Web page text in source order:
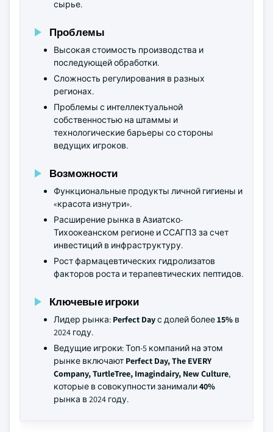
сырье.
Проблемы
Высокая стоимость производства и
последующей обработки.
Сложность регулирования в разных
регионах.
Проблемы с интеллектуальной
собственностью на штаммы и
технологические барьеры со стороны
ведущих игроков.
Возможности
Функциональные продукты личной гигиены и
«красота изнутри».
Расширение рынка в Азиатско-
Тихоокеанском регионе и ССАГПЗ за счет
инвестиций в инфраструктуру.
Рост фармацевтических гидролизатов
факторов роста и терапевтических пептидов.
Ключевые игроки
Лидер рынка: Perfect Dayс долей более15% в
2024 году.
Ведущие игроки: Топ-5 компаний на этом
рынке включают Perfect Day, The EVERY
Company, TurtleTree, Imagindairy, New Culture,
которые в совокупности занимали40%
рынка в 2024 году.